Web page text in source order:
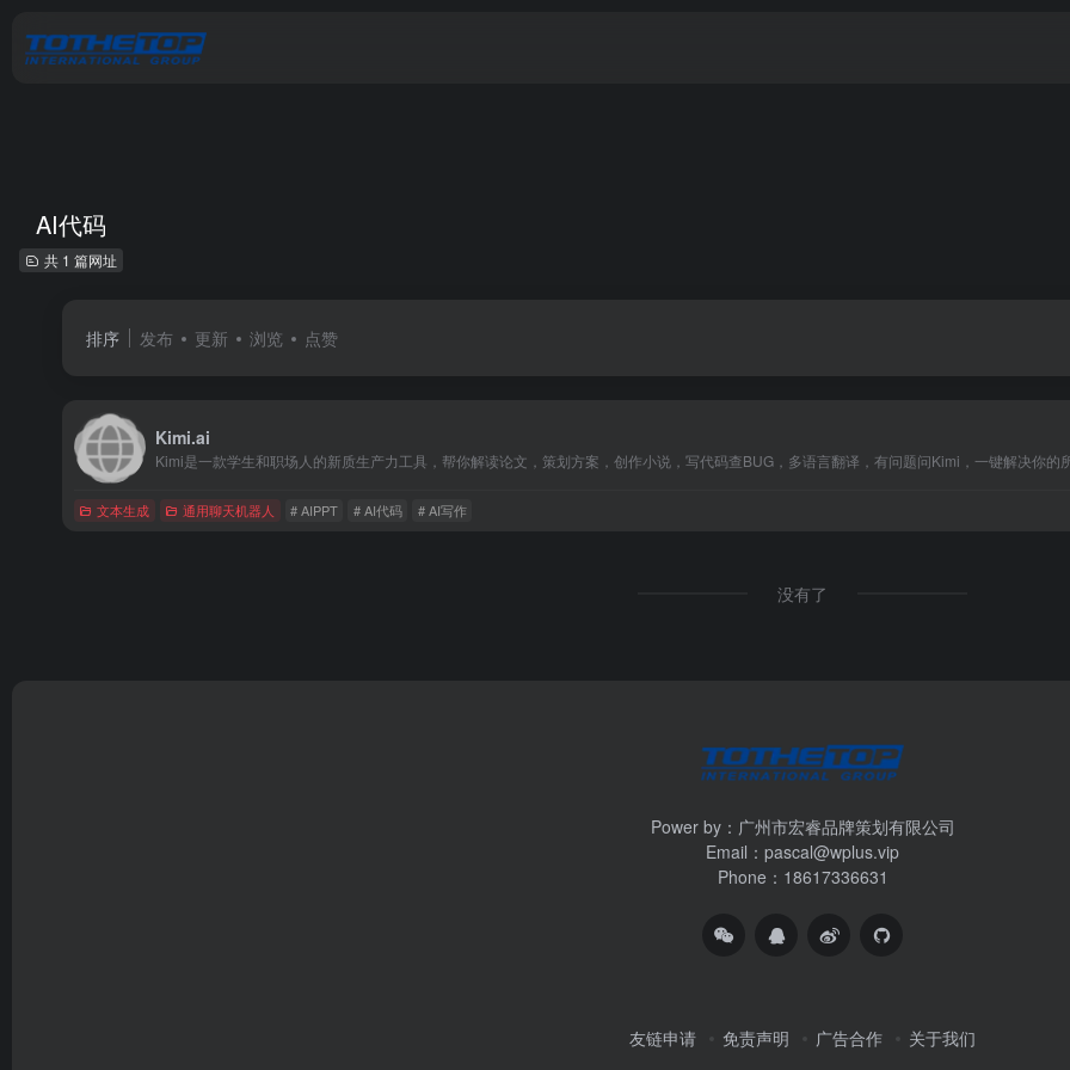
AI代码
共 1 篇网址
排序 发布 更新 浏览 点赞
Kimi.ai
Kimi是一款学生和职场人的新质生产力工具，帮你解读论文，策划方案，创作小说，写代码查BUG，多语言翻译，有问题问Kimi，一键解决你的
文本生成 通用聊天机器人 # AIPPT # AI代码 # AI写作
没有了
Power by：广州市宏睿品牌策划有限公司
Email：pascal@wplus.vip
Phone：18617336631
友链申请 免责声明 广告合作 关于我们